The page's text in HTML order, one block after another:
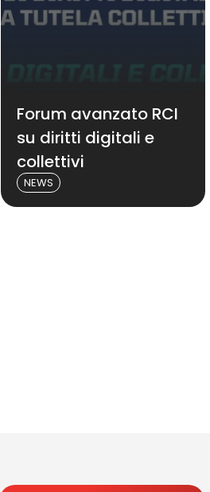
Forum avanzato RCI
su diritti digitali e
collettivi
NEWS